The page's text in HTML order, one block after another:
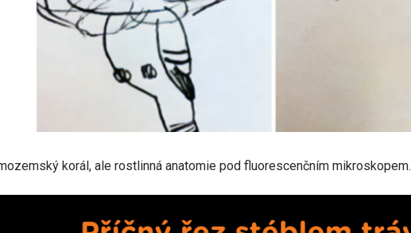
korál, ale rostlinná anatomie pod fluorescenčním mikroskopem.